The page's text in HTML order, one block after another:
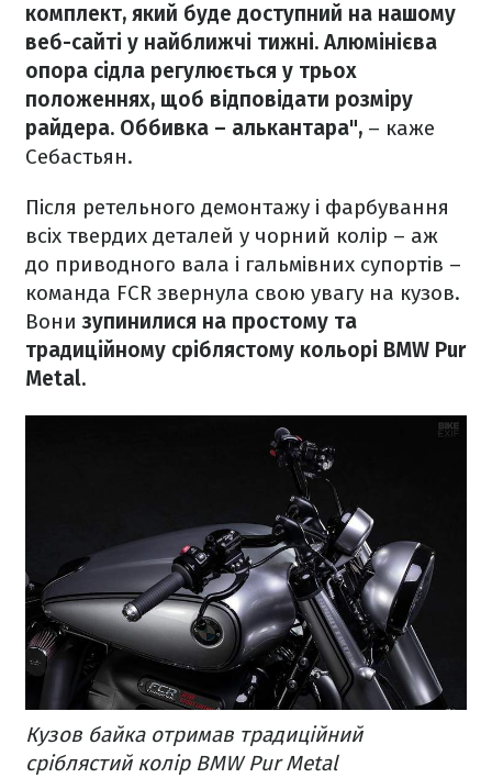
комплект, який буде доступний на нашому
веб-сайті у найближчі тижні. Алюмінієва
опора сідла регулюється у трьох
положеннях, щоб відповідати розміру
райдера. Оббивка – алькантара", – каже
Себастьян.
Після ретельного демонтажу і фарбування
всіх твердих деталей у чорний колір – аж
до приводного вала і гальмівних супортів –
команда FCR звернула свою увагу на кузов.
Вонизупинилися на простому та
традиційному сріблястому кольорі BMW Pur
Metal.
Кузов байка отримав традиційний
сріблястий колір BMW Pur Metal